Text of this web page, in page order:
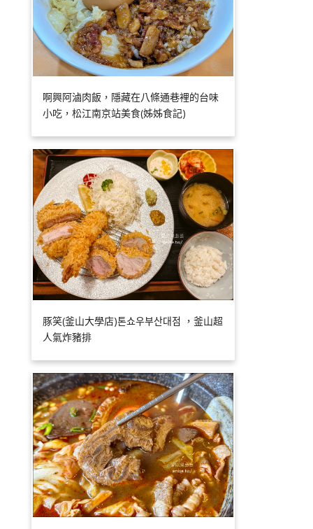
啊興阿滷肉飯，隱藏在八條通巷裡的台味
小吃，松江南京站美食(姊姊食記)
豚笑(釜山大學店)톤쇼우부산대점 ，釜山超
人氣炸豬排